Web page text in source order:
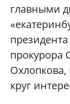
главными
прокурора
круг